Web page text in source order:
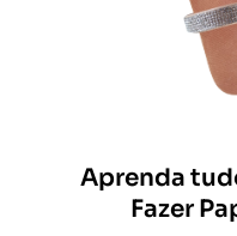
Aprenda
Fazer